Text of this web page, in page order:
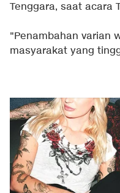
Tenggara, saat acara
"Penambahan varian
masyarakat yang